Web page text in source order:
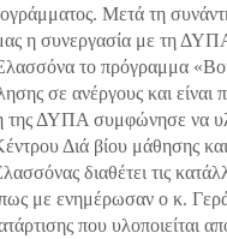
Μετά τη
η συνεργασία με τη
το πρόγραμμα
σε ανέργους και
της ΔΥΠΑ συμφώνησε να
Διά βίου μάθησης
διαθέτει τις
με ενημέρωσαν ο κ.
που